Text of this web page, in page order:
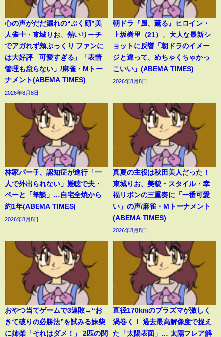
心の声がだだ漏れの“ぷく顔”美
人雀士・東城りお、熱いリーチ
でアガれず頬ぷっくり ファンに
は大好評「可愛すぎる」「表情
管理も怠らない」/麻雀・Mトー
ナメント(ABEMA TIMES)
2026年8月8日
朝ドラ『風、薫る』ヒロイン・
上坂樹里（21）、大人な最新シ
ョットに反響「朝ドラのイメー
ジと違って、めちゃくちゃかっ
こいい」(ABEMA TIMES)
2026年8月8日
林家パー子、認知症が進行「一
人で外出られない」難聴で夫・
ペーと「筆談」…自宅全焼から
約1年(ABEMA TIMES)
2026年8月8日
真夏の主役は秋田美人だった！
東城りお、美貌・スタイル・幸
福リボンの三重奏に「一番可愛
い」の声/麻雀・Mトーナメント
(ABEMA TIMES)
2026年8月8日
おやつ当てゲームで3連敗→“お
きて破りの必勝法”を試みる妹柴
に姉柴「それはダメ！」 2匹の関
直径170kmのプラズマが激しく
渦巻く！ 過去最高解像度で捉え
た「太陽表面」… 太陽フレア解